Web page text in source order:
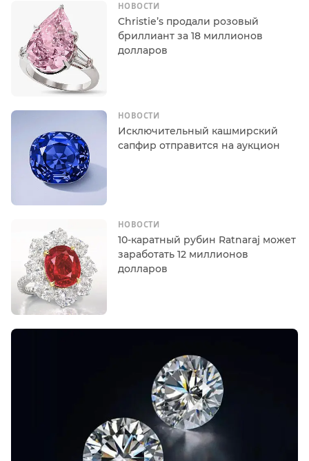
НОВОСТИ
Christie’s продали розовый
бриллиант за 18 миллионов
долларов
НОВОСТИ
Исключительный кашмирский
сапфир отправится на аукцион
НОВОСТИ
10-каратный рубин Ratnaraj может
заработать 12 миллионов
долларов